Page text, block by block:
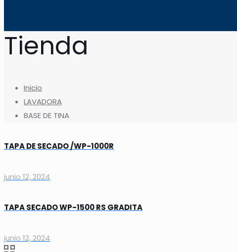
Tienda
Inicio
LAVADORA
BASE DE TINA
TAPA DE SECADO /WP-1000R
junio 12, 2024
TAPA SECADO WP-1500 RS GRADITA
junio 12, 2024